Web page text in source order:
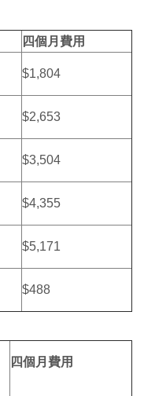
四個月費用
$1,804
$2,653
$3,504
$4,355
$5,171
$488
四個月費用